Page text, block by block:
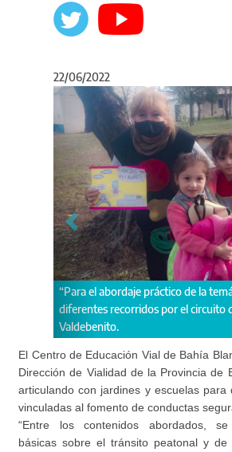
22/06/2022
de la temática se realizaron
por el circuito del Centro", explicó
Se
Anterior
El Centro de Educación Vial de Bahía
Dirección de Vialidad de la Provincia de
articulando con jardines y escuelas para
vinculadas al fomento de conductas
“Entre los contenidos abordados,
básicas sobre el tránsito peatonal y de